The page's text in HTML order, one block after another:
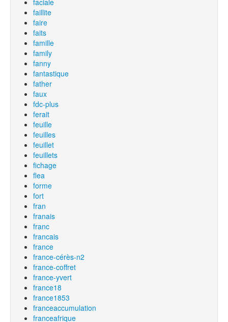
faciale
faillite
faire
faits
famille
family
fanny
fantastique
father
faux
fdc-plus
ferait
feuille
feuilles
feuillet
feuillets
fichage
flea
forme
fort
fran
franais
franc
francais
france
france-cérès-n2
france-coffret
france-yvert
france18
france1853
franceaccumulation
franceafrique